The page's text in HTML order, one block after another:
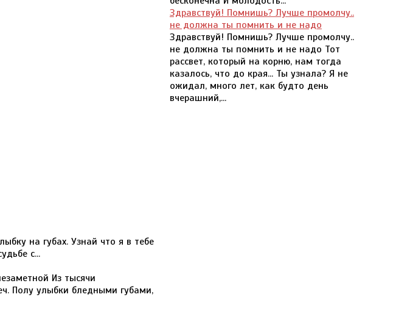
на губах. Узнай что я в тебе
с...
Из тысячи
Полу улыбки бледными губами,
Здравствуй! Помнишь? Лучше промолчу..
не должна ты помнить и не надо
Здравствуй! Помнишь? Лучше промолчу..
не должна ты помнить и не надо Тот
рассвет, который на корню, нам тогда
казалось, что до края... Ты узнала? Я не
ожидал, много лет, как будто день
вчерашний,...